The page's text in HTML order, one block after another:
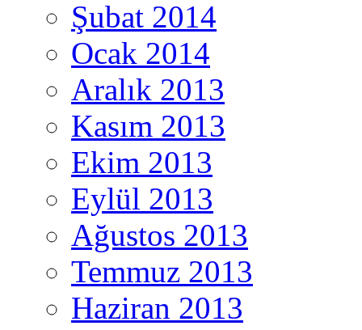
Şubat 2014
Ocak 2014
Aralık 2013
Kasım 2013
Ekim 2013
Eylül 2013
Ağustos 2013
Temmuz 2013
Haziran 2013